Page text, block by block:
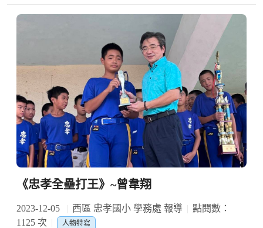
《忠孝全壘打王》~曾韋翔
2023-12-05 西區 忠孝國小 學務處 報導
點閱數：
1125 次
人物特寫